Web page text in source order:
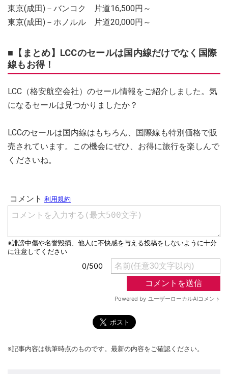
東京(成田)－バンコク 片道16,500円～
東京(成田)－ホノルル 片道20,000円～
■【まとめ】LCCのセールは国内線だけでなく国際
線もお得！
LCC（格安航空会社）のセール情報をご紹介しました。気
になるセールは見つかりましたか？
LCCのセールは国内線はもちろん、国際線も特別価格で販
売されています。この機会にぜひ、お得に旅行を楽しんで
くださいね。
※記事内容は執筆時点のものです。最新の内容をご確認ください。